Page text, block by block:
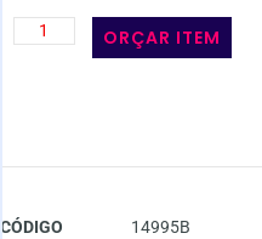
ORÇAR ITEM
CÓDIGO
14995B